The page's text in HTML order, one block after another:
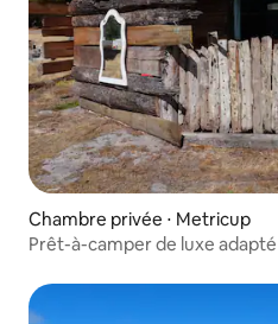
Chambre privée ⋅ Metricup
Prêt-à-camper de luxe